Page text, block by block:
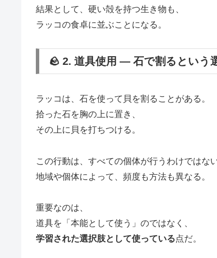
結果として、硬い殻を持つ生き物も、
ラッコの食卓に並ぶことになる。
🪨 2. 道具使用 ― 石で割るという
ラッコは、石を使って貝を割ることがある。
拾った石を胸の上に置き、
その上に貝を打ちつける。
この行動は、すべての個体が行うわけではない
地域や個体によって、頻度も方法も異なる。
重要なのは、
道具を「本能として使う」のではなく、
学習された選択肢として使っている点だ。